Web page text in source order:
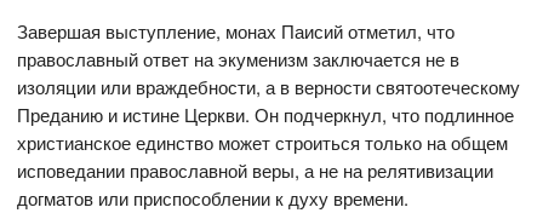
Завершая выступление, монах Паисий отметил, что
православный ответ на экуменизм заключается не в
изоляции или враждебности, а в верности святоотеческому
Преданию и истине Церкви. Он подчеркнул, что подлинное
христианское единство может строиться только на общем
исповедании православной веры, а не на релятивизации
догматов или приспособлении к духу времени.